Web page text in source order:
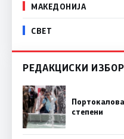
МАКЕДОНИЈА
СВЕТ
РЕДАКЦИСКИ ИЗБОР
степени